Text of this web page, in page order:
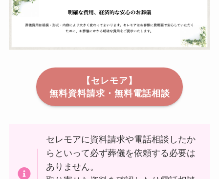
【セレモア】
無料資料請求・無料電話相談
セレモアに資料請求や電話相談したか
らといって必ず葬儀を依頼する必要は
ありません。